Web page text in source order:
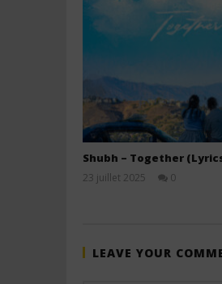
Shubh – Together
23 juillet 2025
0
LEAVE YOUR